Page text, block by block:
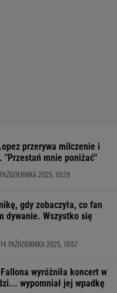
przerywa milczenie i
"Przestań mnie poniżać"
2025, 10:29
gdy zobaczyła, co fan
dywanie. Wszystko się
14 PAŹDZIERNIKA 2025, 10:57
wyróżniła koncert w
wypomniał jej wpadkę